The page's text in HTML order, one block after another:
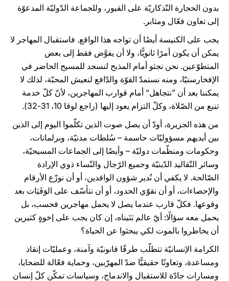
بدون الحجارة التّذكاريّة على القبور، وللجماعة الدّوليّة المدعوّة
إلى تعاون فعّال ومثابر.
يجب على الكنيسة أيضًا أن تواجه هذا الواقع. فاستقبال المهاجر لا
يمكن أن يكون أمرًا ثانويًّا، ولا أن يفوَّض فقط إلى بعض
المتطوّعين. نحن نجثو أمام المذبح لنسجد للمسيح الحاضر في
الإفخارستيّا، ومنه نستمدّ القوّة والدّافع لنعيش المحبّة، لذلك لا
يمكننا بعد أن ”نتجاهل“ أمام قوارب المهاجرين، لأنّ كلّ خدمة
تنبع من الصّلاة، وكلّ التزام يعود إليها (راجع لوقا 10، 31-32).
من هذه الجزيرة، أودّ أن يصل صوت الذين تكلّموا اليوم إلى الذين
بين أيديهم مسؤوليّات حاسمة – سُلطات مدنيّة، وبرلمانات،
وحكومات ومنظّمات دوليّة – وأيضًا إلى الجماعات المسيحيّة،
وسائر التّقاليد الدّينيّة وجميع الرّجال والنّساء ذوي الإرادة
الصّالحة. لا يكفي أن نُدير شؤون الوافدين، أو أن نوزّع الأرقام
والإحصاءات، أو أن نقوّي الحدود، أو أن نتأسّف على الوَفَيَات بعد
وقوعها. فكلّ قارب عندما يصل لا يحمل مهاجرين فحسب، بل
يحمل معه سؤالًا: أيّ عالم بَنَيناه، إن كان يجب على إخوةٍ كثيرين
أن يخاطروا بالموت لكي يبحثوا عن الحياة؟
الكرامة الإنسانيّة تتطلّب طرقًا قانونيّة وآمنة، وعمليّات إنقاذ
ومساعدة، وتعاونًا حقيقيًّا ضدّ المهرّبين، وحماية فعّالة للضحايا،
ومسارات جادّة للاستقبال والاندماج، وسياسات تمكّن كلّ إنسان